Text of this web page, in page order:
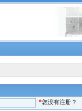
*您没有注册？